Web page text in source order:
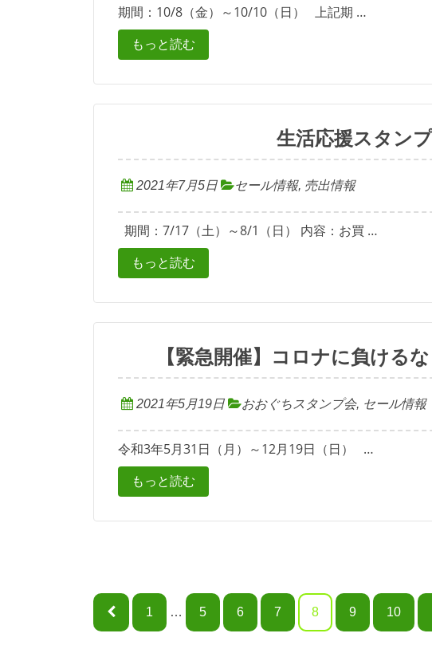
期間：10/8（金）～10/10（日） 上記期 …
もっと読む
生活応援スタン
2021年7月5日 セール情報, 売出情報
期間：7/17（土）～8/1（日） 内容：お買 …
もっと読む
【緊急開催】コロナに負ける
2021年5月19日 おおぐちスタンプ会, セール情報
令和3年5月31日（月）～12月19日（日） …
もっと読む
投
稿
1 … 5 6 7 8 9 10